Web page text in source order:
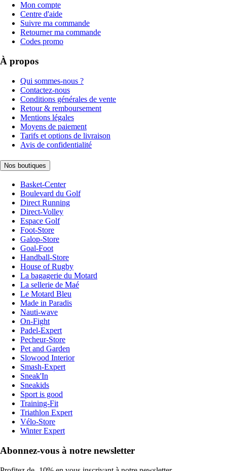
Mon compte
Centre d'aide
Suivre ma commande
Retourner ma commande
Codes promo
À propos
Qui sommes-nous ?
Contactez-nous
Conditions générales de vente
Retour & remboursement
Mentions légales
Moyens de paiement
Tarifs et options de livraison
Avis de confidentialité
Nos boutiques
Basket-Center
Boulevard du Golf
Direct Running
Direct-Volley
Espace Golf
Foot-Store
Galop-Store
Goal-Foot
Handball-Store
House of Rugby
La bagagerie du Motard
La sellerie de Maé
Le Motard Bleu
Made in Paradis
Nauti-wave
On-Fight
Padel-Expert
Pecheur-Store
Pet and Garden
Slowood Interior
Smash-Expert
Sneak'In
Sneakids
Sport is good
Training-Fit
Triathlon Expert
Vélo-Store
Winter Expert
Abonnez-vous à notre newsletter